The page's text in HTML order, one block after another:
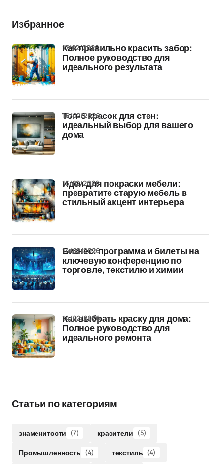
Избранное
Как правильно красить забор:
Полное руководство для
идеального результата
17/02/2026
Топ-5 красок для стен:
идеальный выбор для вашего
дома
16/02/2026
Идеи для покраски мебели:
превратите старую мебель в
стильный акцент интерьера
15/02/2026
Бизнес: программа и билеты на
ключевую конференцию по
торговле, текстилю и химии
14/02/2026
Как выбрать краску для дома:
Полное руководство для
идеального ремонта
14/02/2026
Статьи по категориям
знаменитости (7) красители (5)
Промышленность (4) текстиль (4)